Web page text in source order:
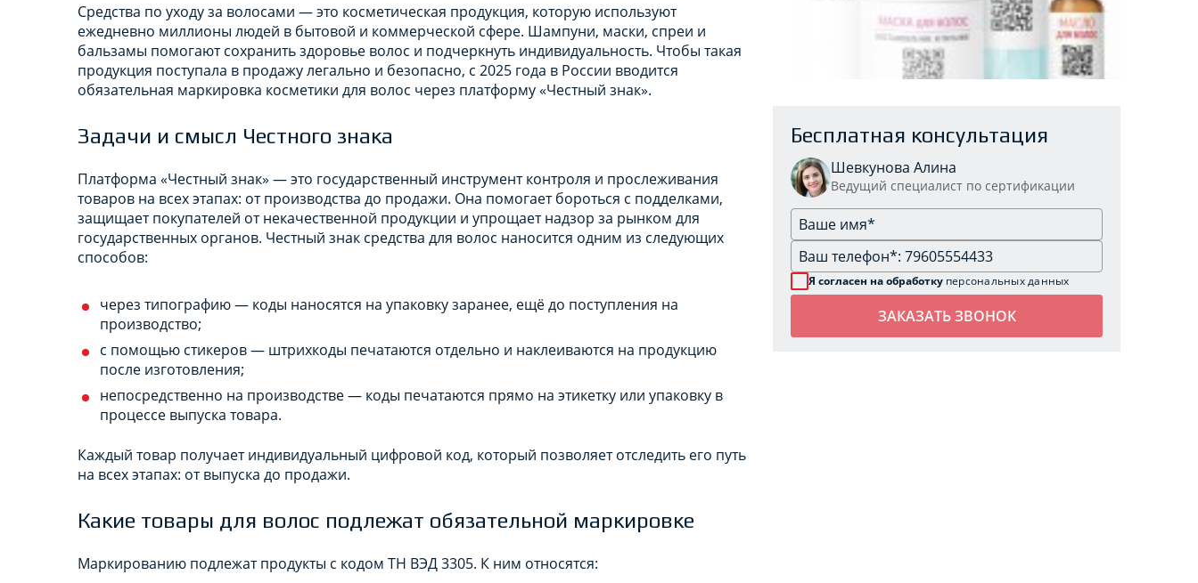
Средства по уходу за волосами — это косметическая продукция, которую используют
ежедневно миллионы людей в бытовой и коммерческой сфере. Шампуни, маски, спреи и
бальзамы помогают сохранить здоровье волос и подчеркнуть индивидуальность. Чтобы такая
продукция поступала в продажу легально и безопасно, с 2025 года в России вводится
обязательная маркировка косметики для волос через платформу «Честный знак».
Задачи и смысл Честного знака
Платформа «Честный знак» — это государственный инструмент контроля и прослеживания
товаров на всех этапах: от производства до продажи. Она помогает бороться с подделками,
защищает покупателей от некачественной продукции и упрощает надзор за рынком для
государственных органов. Честный знак средства для волос наносится одним из следующих
способов:
через типографию — коды наносятся на упаковку заранее, ещё до поступления на
производство;
с помощью стикеров — штрихкоды печатаются отдельно и наклеиваются на продукцию
после изготовления;
непосредственно на производстве — коды печатаются прямо на этикетку или упаковку в
процессе выпуска товара.
Каждый товар получает индивидуальный цифровой код, который позволяет отследить его путь
на всех этапах: от выпуска до продажи.
Какие товары для волос подлежат обязательной маркировке
Маркированию подлежат продукты с кодом ТН ВЭД 3305. К ним относятся:
Бесплатная консультация
Шевкунова Алина
Ведущий специалист по сертификации
Я согласен на обработку персональных данных